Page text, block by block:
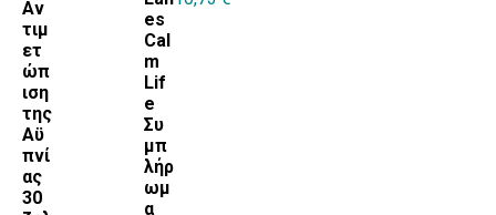
Αν
τιμ
ετ
ώπ
ιση
της
Αϋ
πνί
ας
30
es
Cal
m
Lif
e
Συ
μπ
λήρ
ωμ
α